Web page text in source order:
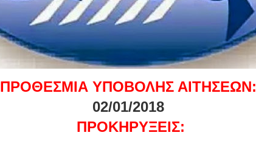
ΠΡΟΘΕΣΜΙΑ ΥΠΟΒΟΛΗΣ ΑΙΤΗΣΕΩΝ:
02/01/2018
ΠΡΟΚΗΡΥΞΕΙΣ: